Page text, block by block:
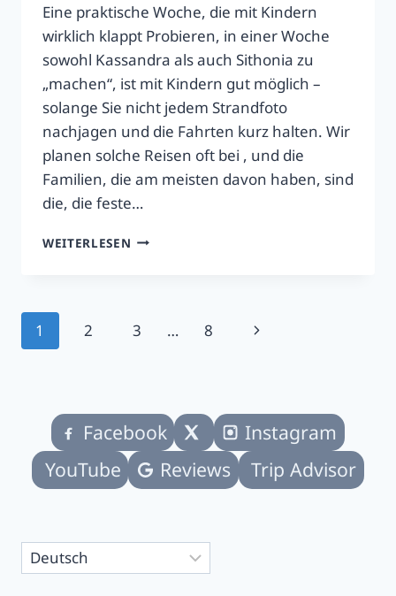
Eine praktische Woche, die mit Kindern
wirklich klappt Probieren, in einer Woche
sowohl Kassandra als auch Sithonia zu
„machen“, ist mit Kindern gut möglich –
solange Sie nicht jedem Strandfoto
nachjagen und die Fahrten kurz halten. Wir
planen solche Reisen oft bei , und die
Familien, die am meisten davon haben, sind
die, die feste…
WEITERLESEN 7
SITHONIA:
Seitennavigation
1 2 3 … 8
Nächste
Facebook
Instagram
YouTube
Reviews Trip Advisor
Sprache
auswählen